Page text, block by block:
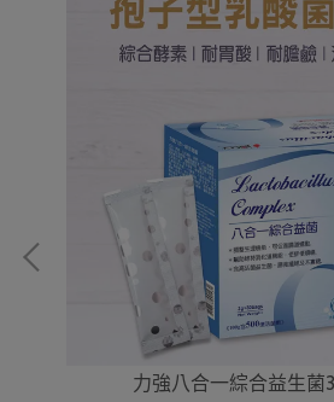
力強八合一綜合益生菌